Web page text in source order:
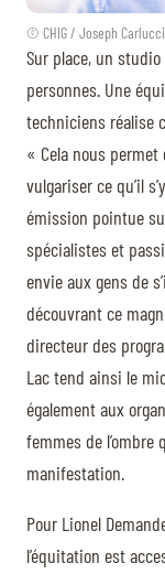
© CHIG / Joseph Carlucci
Sur place, un
personnes. Une
techniciens réalise
« Cela nous
vulgariser ce qu’il
émission pointue
spécialistes et
envie aux gens de
découvrant ce
directeur des
Lac tend ainsi le
également aux
femmes de
manifestation.
Pour Lionel
l’équitation est